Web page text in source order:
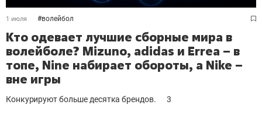
1 июля #волейбол
Кто одевает лучшие сборные мира в
волейболе? Mizuno, adidas и Errea – в
топе, Nine набирает обороты, а Nike –
вне игры
Конкурируют больше десятка брендов. 3